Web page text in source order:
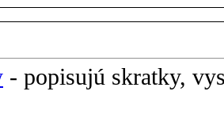
- popisujú skratky,